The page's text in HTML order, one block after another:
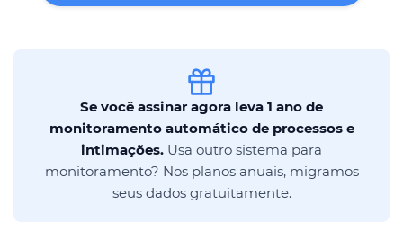
Se você assinar agora leva 1 ano de
monitoramento automático de processos e
intimações. Usa outro sistema para
monitoramento? Nos planos anuais, migramos
seus dados gratuitamente.